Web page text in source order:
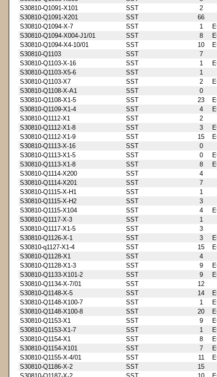
S30810-Q1091-X101
SST
2
S30810-Q1091-X201
SST
66
S30810-Q1094-X-7
SST 1
S30810-Q1094-X004-J1/01
SST 8
S30810-Q1094-X4-10/01
SST 10
S30810-Q1103
SST
7
S30810-Q1103-X-16
SST 1
S30810-Q1103-X5-6
SST
1
S30810-Q1103-X7
SST 2
S30810-Q1108-X-A1
SST
0
S30810-Q1108-X1-5
SST 23
S30810-Q1109-X1-4
SST 4
S30810-Q1112-X1
SST
2
S30810-Q1112-X1-8
SST 3
S30810-Q1112-X1-9
SST 15
S30810-Q1113-X-16
SST
0
S30810-Q1113-X1-5
SST 0
S30810-Q1113-X1-8
SST 8
S30810-Q1114-X200
SST
4
S30810-Q1114-X201
SST
7
S30810-Q1115-X-H1
SST
1
S30810-Q1115-X-H2
SST
3
S30810-Q1115-X104
SST 4
S30810-Q1117-X-3
SST
1
S30810-Q1117-X1-5
SST
3
S30810-Q1126-X-1
SST 3
S30810-q1127-X1-4
SST 15
S30810-Q1128-X1
SST
4
S30810-Q1128-X1-3
SST 9
S30810-Q1133-X101-2
SST 9
S30810-Q1134-X-7/01
SST
12
S30810-Q1148-X-5
SST 14
S30810-Q1148-X100-7
SST 1
S30810-Q1148-X100-8
SST 20
S30810-Q1153-X1
SST 9
S30810-Q1153-X1-7
SST 1
S30810-Q1154-X1
SST 8
S30810-Q1154-X101
SST 7
S30810-Q1155-X-4/01
SST 11
S30810-Q1186-X-2
SST
15